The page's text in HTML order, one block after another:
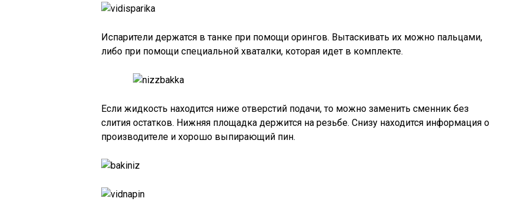
Испарители держатся в танке при помощи орингов. Вытаскивать их можно пальцами,
либо при помощи специальной хваталки, которая идет в комплекте.
Если жидкость находится ниже отверстий подачи, то можно заменить сменник без
слития остатков. Нижняя площадка держится на резьбе. Снизу находится информация о
производителе и хорошо выпирающий пин.